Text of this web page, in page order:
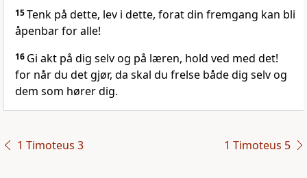
15Tenk på dette, lev i dette, forat din fremgang kan bli
åpenbar for alle!
16 Gi akt på dig selv og på læren, hold ved med det!
for når du det gjør, da skal du frelse både dig selv og
dem som hører dig.
1 Timoteus 3 1 Timoteus 5